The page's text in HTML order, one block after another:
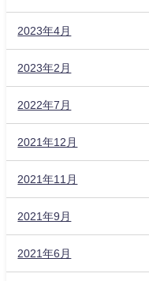
2023年4月
2023年2月
2022年7月
2021年12月
2021年11月
2021年9月
2021年6月